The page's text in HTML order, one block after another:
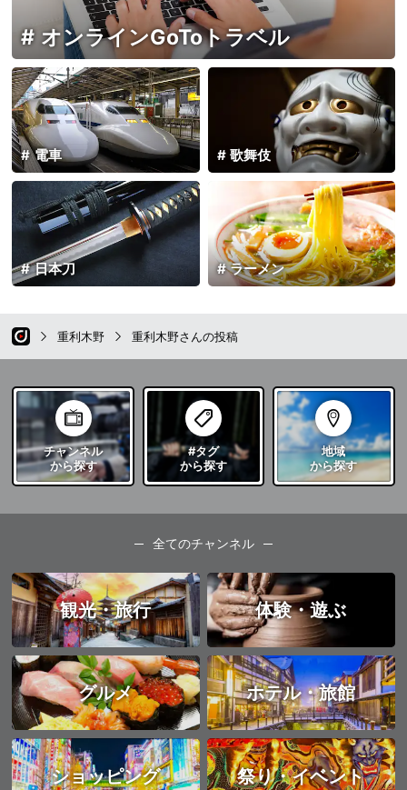
オンラインGoToトラベル
歌舞伎
電車
ラーメン
日本刀
重利木野 重利木野さんの投稿
チャンネル
から探す
#タグ
から探す
地域
から探す
全てのチャンネル
観光・旅行 体験・遊ぶ
グルメ ホテル・旅館
ショッピング 祭り・イベント